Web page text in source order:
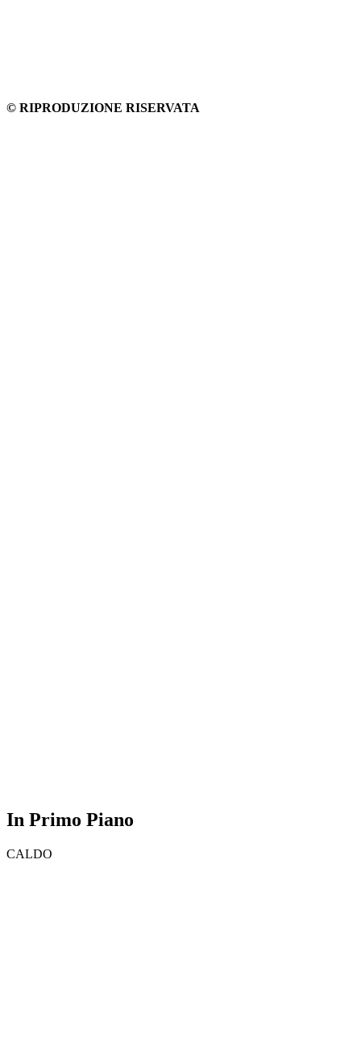
© RIPRODUZIONE RISERVATA
In Primo Piano
CALDO